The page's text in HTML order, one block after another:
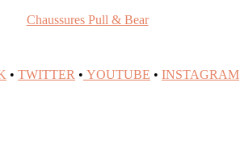
Chaussures Pull & Bear
• TWITTER • YOUTUBE • INSTAGRAM